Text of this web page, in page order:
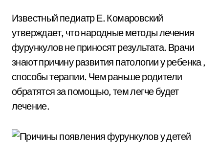
Известный педиатр Е. Комаровский
утверждает, что народные методы лечения
фурункулов не приносят результата. Врачи
знают причину развития патологии у ребенка ,
способы терапии. Чем раньше родители
обратятся за помощью, тем легче будет
лечение.